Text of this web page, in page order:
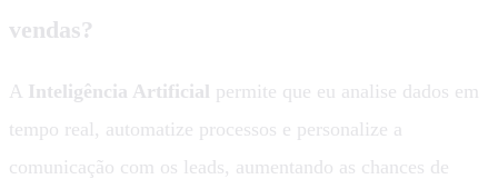
vendas?
A Inteligência Artificial permite que eu analise dados em
tempo real, automatize processos e personalize a
comunicação com os leads, aumentando as chances de